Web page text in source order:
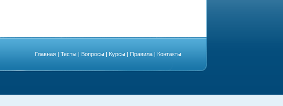
Главная | Тесты | Вопросы | Курсы | Правила | Контакты